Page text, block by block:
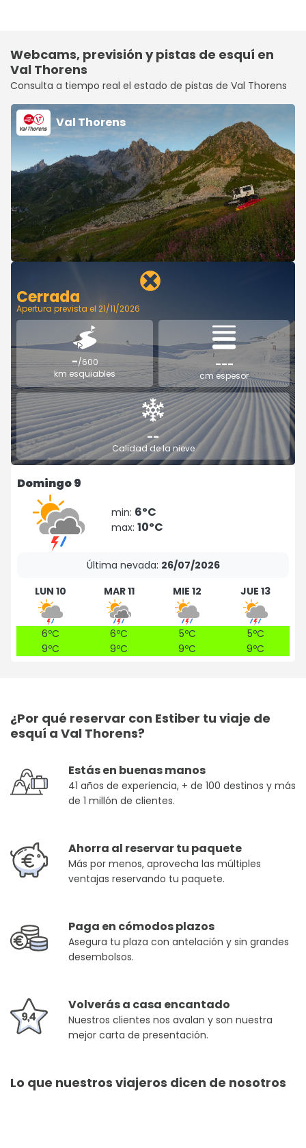
Webcams, previsión y pistas de esquí en
Val Thorens
Consulta a tiempo real el estado de pistas de Val Thorens
Val Thorens
Cerrada
Apertura prevista el 21/11/2026
-/600
km esquiables
---
cm espesor
--
Calidad de la nieve
Domingo 9
min: 6ºC
max: 10ºC
Última nevada: 26/07/2026
LUN 10
6ºC
9ºC
MAR 11
6ºC
9ºC
MIE 12
5ºC
9ºC
JUE 13
5ºC
9ºC
¿Por qué reservar con Estiber tu viaje de
esquí a Val Thorens?
Estás en buenas manos
41 años de experiencia, + de 100 destinos y más
de 1 millón de clientes.
Ahorra al reservar tu paquete
Más por menos, aprovecha las múltiples
ventajas reservando tu paquete.
Paga en cómodos plazos
Asegura tu plaza con antelación y sin grandes
desembolsos.
Volverás a casa encantado
Nuestros clientes nos avalan y son nuestra
mejor carta de presentación.
Lo que nuestros viajeros dicen de nosotros